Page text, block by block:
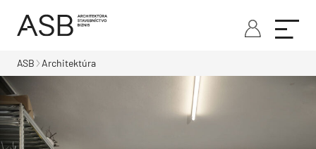
ASB Architektúra